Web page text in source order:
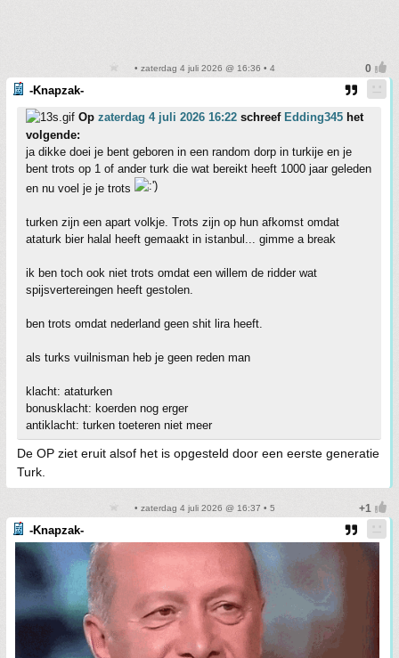
• zaterdag 4 juli 2026 @ 16:36 • 4
-Knapzak-
Op zaterdag 4 juli 2026 16:22 schreef Edding345 het
volgende:
ja dikke doei je bent geboren in een random dorp in turkije en je
bent trots op 1 of ander turk die wat bereikt heeft 1000 jaar geleden
en nu voel je je trots
turken zijn een apart volkje. Trots zijn op hun afkomst omdat
ataturk bier halal heeft gemaakt in istanbul... gimme a break
ik ben toch ook niet trots omdat een willem de ridder wat
spijsvertereingen heeft gestolen.
ben trots omdat nederland geen shit lira heeft.
als turks vuilnisman heb je geen reden man
klacht: ataturken
bonusklacht: koerden nog erger
antiklacht: turken toeteren niet meer
De OP ziet eruit alsof het is opgesteld door een eerste generatie
Turk.
• zaterdag 4 juli 2026 @ 16:37 • 5
-Knapzak-